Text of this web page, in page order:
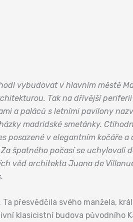
vybudovat v hlavním městě
Tak na dřívější
a paláců s letními pavilony
madridské smetánky.
posazené v elegantním kočáře a
špatného počasí se uchylovali
věd architekta Juana de
přesvědčila svého manžela,
klasicistní budova původního